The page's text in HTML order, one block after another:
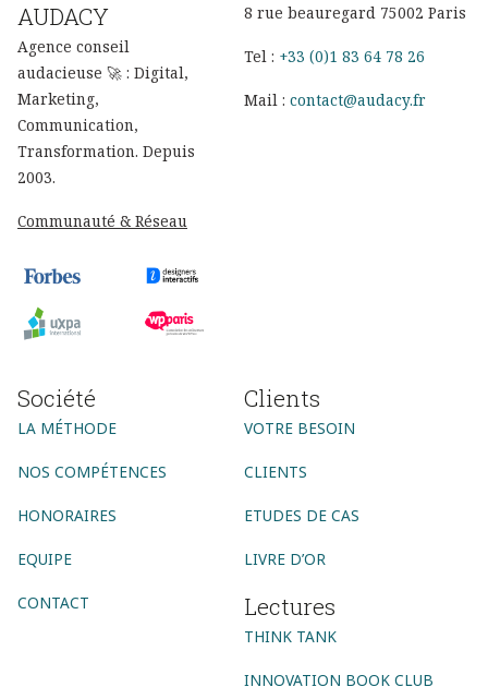
AUDACY
Agence conseil
audacieuse 🚀 : Digital,
Marketing,
Communication,
Transformation. Depuis
2003.
Communauté & Réseau
8 rue beauregard 75002 Paris
Tel : +33 (0)1 83 64 78 26
Mail : contact@audacy.fr
Société
LA MÉTHODE
NOS COMPÉTENCES
HONORAIRES
EQUIPE
CONTACT
Clients
VOTRE BESOIN
CLIENTS
ETUDES DE CAS
LIVRE D’OR
Lectures
THINK TANK
INNOVATION BOOK CLUB